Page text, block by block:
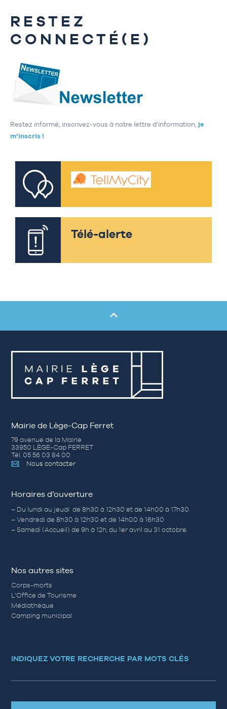
RESTEZ
CONNECTÉ(E)
Restez informé, inscrivez-vous à notre lettre d’information, je
m’inscris !
Télé-alerte
Mairie de Lège-Cap Ferret
79 avenue de la Mairie
33950 LÈGE-Cap FERRET
Tél. 05 56 03 84 00
Nous contacter
Horaires d’ouverture
– Du lundi au jeudi de 8h30 à 12h30 et de 14h00 à 17h30
– Vendredi de 8h30 à 12h30 et de 14h00 à 16h30
– Samedi (Accueil) de 9h à 12h, du 1er avril au 31 octobre.
Nos autres sites
Corps-morts
L’Office de Tourisme
Médiathèque
Camping municipal
INDIQUEZ VOTRE RECHERCHE PAR MOTS CLÉS